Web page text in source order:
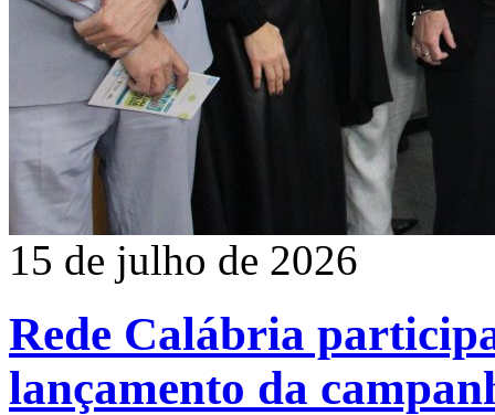
15 de julho de 2026
Rede Calábria
lançamento da